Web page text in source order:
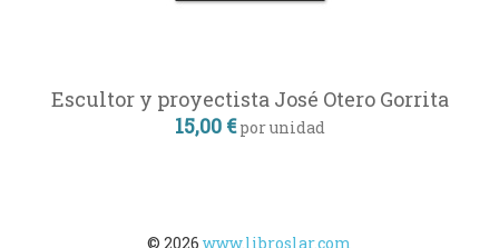
Escultor y proyectista José Otero Gorrita
15,00 € por unidad
© 2026 www.libroslar.com